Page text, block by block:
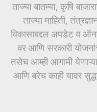
ताज्या बातम्या, कृषि
ताज्या माहिती,
विकासाबद्दल अपडेट व
वर आणि सरकारी
तसेच आम्ही आगामी
आणि बरेच काही यावर